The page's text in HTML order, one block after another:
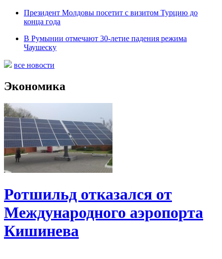
Президент Молдовы посетит с визитом Турцию до
конца года
В Румынии отмечают 30-летие падения режима
Чаушеску
все новости
Экономика
Ротшильд отказался от
Международного аэропорта
Кишинева